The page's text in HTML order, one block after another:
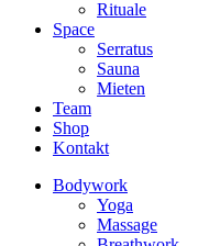
Rituale
Space
Serratus
Sauna
Mieten
Team
Shop
Kontakt
Bodywork
Yoga
Massage